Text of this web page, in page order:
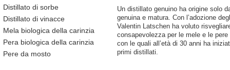
Distillato di sorbe
Distillato di vinacce
Mela biologica della carinzia
Pera biologica della carinzia
Pere da mosto
Un distillato genuino ha origine solo
genuina e matura. Con l’adozione
Valentin Latschen ha voluto
consapevolezza per le mele e le pere
con le quali all’età di 30 anni ha
primi distillati.